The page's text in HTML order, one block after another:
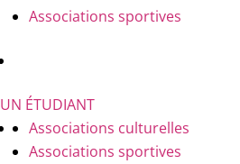
Associations sportives
UN ÉTUDIANT
Associations culturelles
Associations sportives